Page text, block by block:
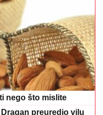
nego što mislite
Dragan preuredio vilu